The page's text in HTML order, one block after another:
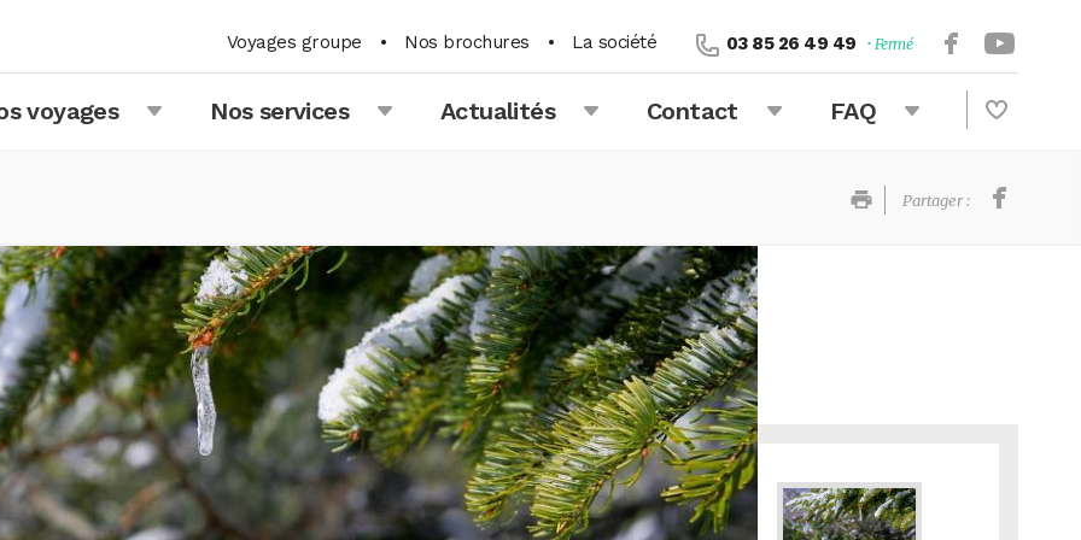
voyages Nos services Actualités Contact FAQ
Voyages groupe • Nos brochures • La société 03 85 26 49 49 • Fermé
Partager :